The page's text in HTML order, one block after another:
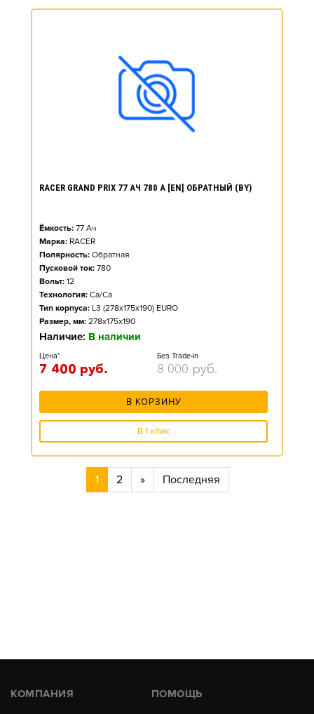
RACER GRAND PRIX 77 АЧ 780 А [EN] ОБРАТНЫЙ (BY)
Ёмкость: 77 Ач
Марка: RACER
Полярность: Обратная
Пусковой ток: 780
Вольт: 12
Технология: Ca/Ca
Тип корпуса: L3 (278x175x190) EURO
Размер, мм: 278x175x190
Наличие: В наличии
Цена*
7 400 руб.
Без Trade-in
8 000 руб.
В КОРЗИНУ
В 1 клик
1 2 » Последняя
КОМПАНИЯ ПОМОЩЬ